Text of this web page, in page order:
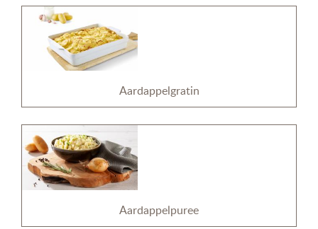
Aardappelgratin
Aardappelpuree